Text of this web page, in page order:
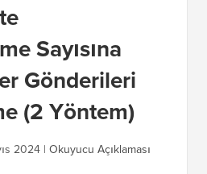
Sayısına
Gönderileri
(2 Yöntem)
2024 | Okuyucu Açıklaması